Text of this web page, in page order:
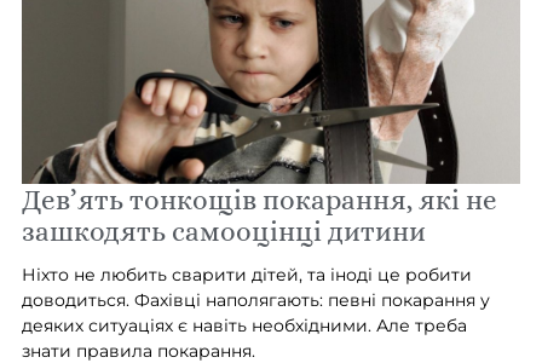
Дев’ять тонкощів покарання, які не
зашкодять самооцінці дитини
Ніхто не любить сварити дітей, та іноді це робити
доводиться. Фахівці наполягають: певні покарання у
деяких ситуаціях є навіть необхідними. Але треба
знати правила покарання.